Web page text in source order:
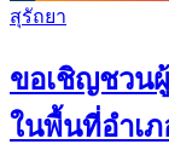
สุรัถยา
ขอเชิญชวน
ในพื้นที่อำเ